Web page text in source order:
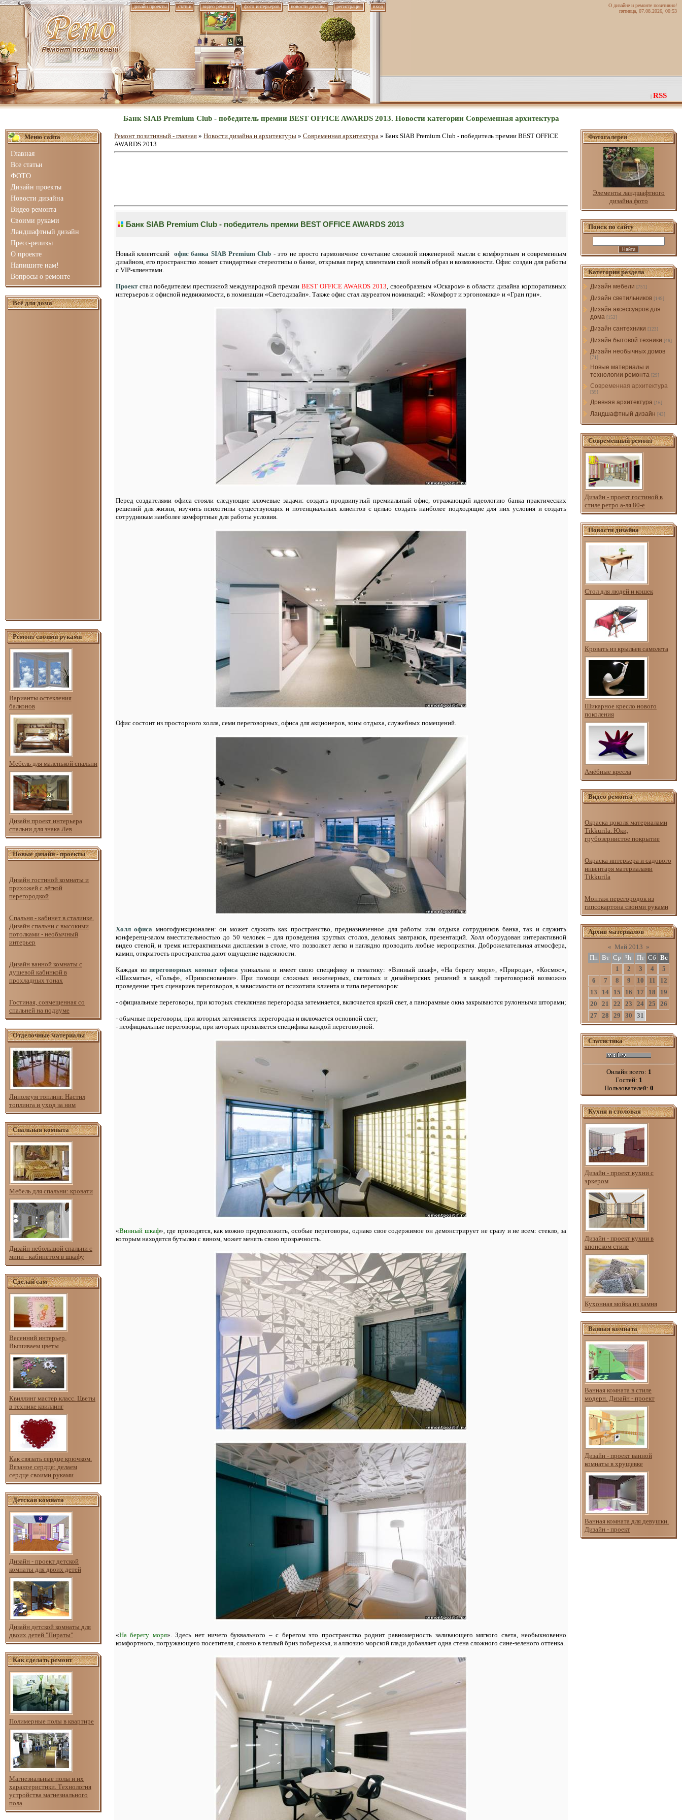
дизайн проекты статьи видео ремонта фото интерьеров новости дизайна регистрация вход
О дизайне и ремонте позитивно!
пятница, 07.08.2026, 00:53
| RSS
Банк SIAB Premium Club - победитель премии BEST OFFICE AWARDS 2013. Новости категории Современная архитектура
Меню сайта
Главная
Все статьи
ФОТО
Дизайн проекты
Новости дизайна
Видео ремонта
Своими руками
Ландшафтный дизайн
Пресс-релизы
О проекте
Напишите нам!
Вопросы о ремонте
Всё для дома
Ремонт своими руками
Варианты остекления
балконов
Мебель для маленькой спальни
Дизайн проект интерьера
спальни для знака Лев
Новые дизайн - проекты
Дизайн гостиной комнаты и
прихожей с лёгкой
перегородкой
Спальня - кабинет в сталинке.
Дизайн спальни с высокими
потолками - необычный
интерьер
Дизайн ванной комнаты с
душевой кабинкой в
прохладных тонах
Гостиная, совмещенная со
спальней на подиуме
Отделочные материалы
Линолеум топлинг. Настил
топлинга и уход за ним
Спальная комната
Мебель для спальни: кровати
Дизайн небольшой спальни с
мини - кабинетом в шкафу
Сделай сам
Весенний интерьер.
Вышиваем цветы
Квиллинг мастер класс. Цветы
в технике квиллинг
Как связать сердце крючком.
Вязаное сердце: делаем
сердце своими руками
Детская комната
Дизайн - проект детской
комнаты для двоих детей
Дизайн детской комнаты для
двоих детей "Пираты"
Как сделать ремонт
Полимерные полы в квартире
Магнезиальные полы и их
характеристики. Технология
устройства магнезиального
пола
Ремонт позитивный - главная » Новости дизайна и архитектуры » Современная архитектура » Банк SIAB Premium Club - победитель премии BEST OFFICE
AWARDS 2013
Банк SIAB Premium Club - победитель премии BEST OFFICE AWARDS 2013
Новый клиентский офис банка SIAB Premium Club - это не просто гармоничное сочетание сложной инженерной мысли с комфортным и современным
дизайном, его пространство ломает стандартные стереотипы о банке, открывая перед клиентами свой новый образ и возможности. Офис создан для работы
с VIP-клиентами.
Проектстал победителем престижной международной премииBEST OFFICE AWARDS 2013 , своеобразным «Оскаром» в области дизайна корпоративных
интерьеров и офисной недвижимости, в номинации «Светодизайн». Также офис стал лауреатом номинаций: «Комфорт и эргономика» и «Гран при».
Перед создателями офиса стояли следующие ключевые задачи: создать продвинутый премиальный офис, отражающий идеологию банка практических
решений для жизни, изучить психотипы существующих и потенциальных клиентов с целью создать наиболее подходящие для них условия и создать
сотрудникам наиболее комфортные для работы условия.
Офис состоит из просторного холла, семи переговорных, офиса для акционеров, зоны отдыха, служебных помещений.
Холл офиса многофункционален: он может служить как пространство, предназначенное для работы или отдыха сотрудников банка, так и служить
конференц-залом вместительностью до 50 человек – для проведения круглых столов, деловых завтраков, презентаций. Холл оборудован интерактивной
видео стеной, и тремя интерактивными дисплеями в столе, что позволяет легко и наглядно проводить любые мероприятия. Доброжелательная атмосфера,
камин, открытость пространства дают ощущение надежности.
Каждая изпереговорных комнат офиса уникальна и имеет свою специфику и тематику: «Винный шкаф», «На берегу моря», «Природа», «Космос»,
«Шахматы», «Гольф», «Прикосновение». При помощи сложных инженерных, световых и дизайнерских решений в каждой переговорной возможно
проведение трех сценариев переговоров, в зависимости от психотипа клиента и типа переговоров:
- официальные переговоры, при которых стеклянная перегородка затемняется, включается яркий свет, а панорамные окна закрываются рулонными шторами;
- обычные переговоры, при которых затемняется перегородка и включается основной свет;
- неофициальные переговоры, при которых проявляется специфика каждой переговорной.
«Винный шкаф», где проводятся, как можно предположить, особые переговоры, однако свое содержимое он демонстрирует не сразу и не всем: стекло, за
которым находятся бутылки с вином, может менять свою прозрачность.
«На берегу моря». Здесь нет ничего буквального – с берегом это пространство роднит равномерность заливающего мягкого света, необыкновенно
комфортного, погружающего посетителя, словно в теплый бриз побережья, и аллюзию морской глади добавляет одна стена сложного сине-зеленого оттенка.
Фотогалерея
Элементы ландшафтного
дизайна фото
Поиск по сайту
Категории раздела
Дизайн мебели [751]
Дизайн светильников [149]
Дизайн аксессуаров для
дома [152]
Дизайн сантехники [123]
Дизайн бытовой техники [46]
Дизайн необычных домов
[71]
Новые материалы и
технологии ремонта [29]
Современная архитектура
[59]
Древняя архитектура [16]
Ландшафтный дизайн [43]
Современный ремонт
Дизайн - проект гостиной в
стиле ретро а-ля 80-е
Новости дизайна
Стол для людей и кошек
Кровать из крыльев самолета
Шикарное кресло нового
поколения
Амёбные кресла
Видео ремонта
Окраска цоколя материалами
Tikkurila. Юки,
грубозернистое покрытие
Окраска интерьера и садового
инвентаря материалами
Tikkurila
Монтаж перегородок из
гипсокартона своими руками
Архив материалов
« Май 2013 »
Пн Вт Ср Чт Пт Сб Вс
1
2 3 4
5
6
7 8 9 10 11
12
13
14 15 16 17 18
19
20
21 22 23 24 25
26
27
28 29 30 31
Статистика
Онлайн всего: 1
Гостей: 1
Пользователей: 0
Кухня и столовая
Дизайн - проект кухни с
эркером
Дизайн - проект кухни в
японском стиле
Кухонная мойка из камня
Ванная комната
Ванная комната в стиле
модерн. Дизайн - проект
Дизайн - проект ванной
комнаты в хрущевке
Ванная комната для девушки.
Дизайн - проект